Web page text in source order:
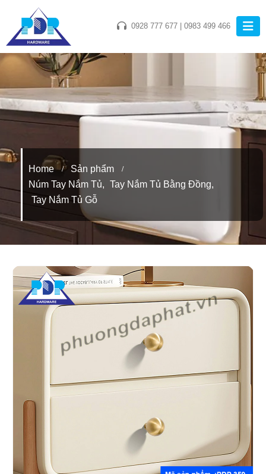
0928 777 677 0983 499 466
Home
Sản phẩm
Núm Tay Nắm Tủ, Tay Nắm Tủ Bằng Đồng,
Tay Nắm Tủ Gỗ